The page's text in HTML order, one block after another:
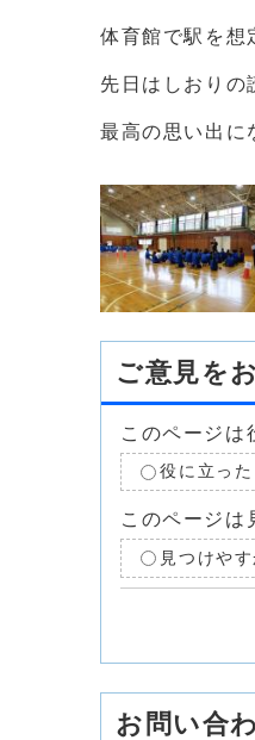
体育館で駅を想
先日はしおりの
最高の思い出に
ご意見を
このページは
役に立った
このページは
見つけや
お問い合